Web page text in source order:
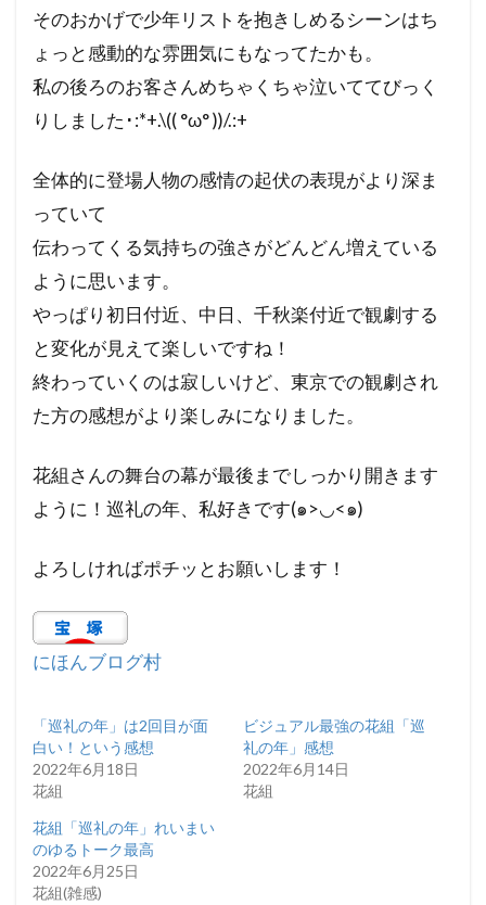
そのおかげで少年リストを抱きしめるシーンはち
ょっと感動的な雰囲気にもなってたかも。
私の後ろのお客さんめちゃくちゃ泣いててびっく
りしました･:*+.\(( °ω° ))/.:+
全体的に登場人物の感情の起伏の表現がより深ま
っていて
伝わってくる気持ちの強さがどんどん増えている
ように思います。
やっぱり初日付近、中日、千秋楽付近で観劇する
と変化が見えて楽しいですね！
終わっていくのは寂しいけど、東京での観劇され
た方の感想がより楽しみになりました。
花組さんの舞台の幕が最後までしっかり開きます
ように！巡礼の年、私好きです(๑>◡<๑)
よろしければポチッとお願いします！
にほんブログ村
「巡礼の年」は2回目が面
白い！という感想
2022年6月18日
花組
ビジュアル最強の花組「巡
礼の年」感想
2022年6月14日
花組
花組「巡礼の年」れいまい
のゆるトーク最高
2022年6月25日
花組(雑感)